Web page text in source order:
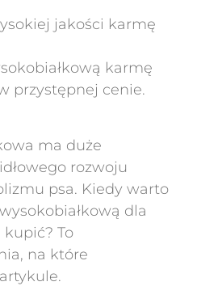
jakości karmę
karmę
przystępnej cenie.
ma duże
rozwoju
psa. Kiedy warto
dla
To
na które